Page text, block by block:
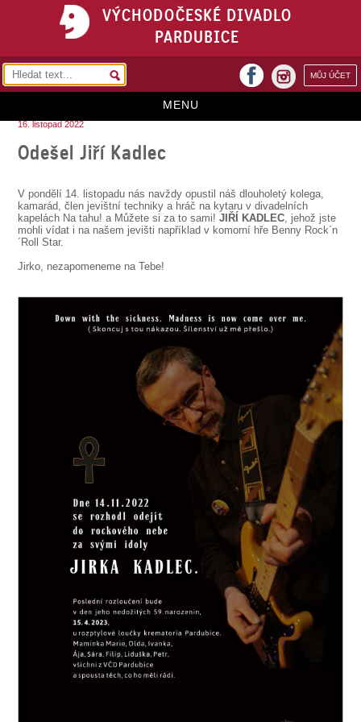
VÝCHODOČESKÉ DIVADLO
PARDUBICE
MŮJ ÚČET
facebook
MENU
REPERTOÁR
VSTUPENKY
PŘEDPLATNÉ
KONTAKTY
O DIVADLE
SOUBOR
DÁLE NABÍZÍME
16. listopad 2022
Odešel Jiří Kadlec
V pondělí 14. listopadu nás navždy opustil náš dlouholetý kolega,
kamarád, člen jevištní techniky a hráč na kytaru v divadelních
kapelách Na tahu! a Můžete si za to sami!JIŘÍ KADLEC, jehož jste
mohli vídat i na našem jevišti například v komorní hře Benny Rock´n
´Roll Star.
Jirko, nezapomeneme na Tebe!